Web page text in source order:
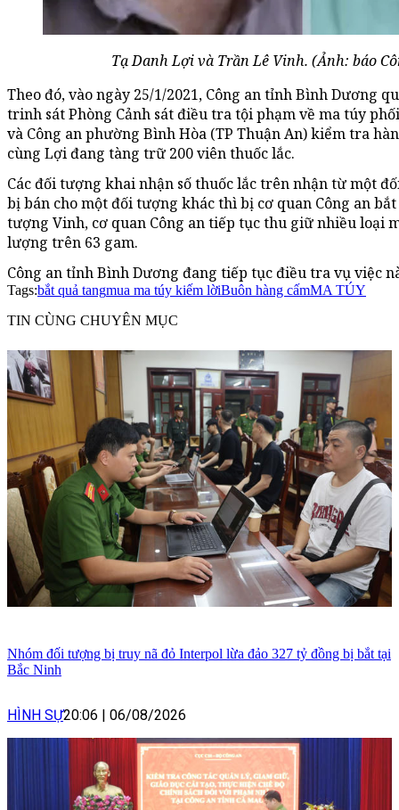
Tạ Danh Lợi và Trần Lê Vinh. (Ảnh: báo
Theo đó, vào ngày 25/1/2021, Công an tỉnh Bình Dương
trinh sát Phòng Cảnh sát điều tra tội phạm về ma túy
và Công an phường Bình Hòa (TP Thuận An) kiểm tra
cùng Lợi đang tàng trữ 200 viên thuốc lắc.
Các đối tượng khai nhận số thuốc lắc trên nhận từ một
bị bán cho một đối tượng khác thì bị cơ quan Công an
tượng Vinh, cơ quan Công an tiếp tục thu giữ nhiều loại
lượng trên 63 gam.
Công an tỉnh Bình Dương đang tiếp tục điều tra vụ việc
Tags:bắt quả tangmua ma túy kiếm lờiBuôn hàng cấmMA TÚY
TIN CÙNG CHUYÊN MỤC
Nhóm đối tượng bị truy nã đỏ Interpol lừa đảo 327 tỷ đồng bị bắt tại
Bắc Ninh
HÌNH SỰ20:06 06/08/2026